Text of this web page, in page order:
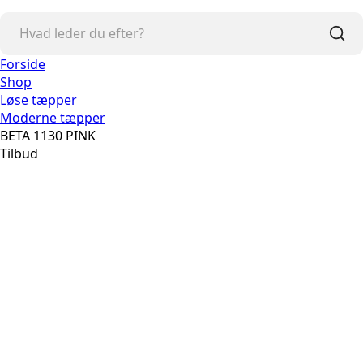
Forside
Shop
Løse tæpper
Moderne tæpper
BETA 1130 PINK
Tilbud